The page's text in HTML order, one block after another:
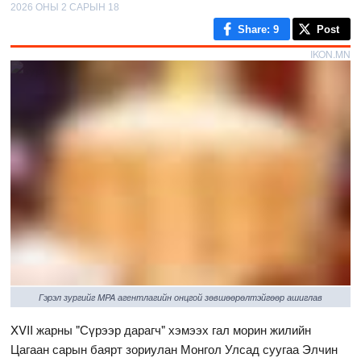
2026 ОНЫ 2 САРЫН 18
Share: 9 Post
IKON.MN
Гэрэл зургийг MPA агентлагийн онцгой зөвшөөрөлтэйгөөр ашиглав
XVII жарны "Сүрээр дарагч" хэмээх гал морин жилийн
Цагаан сарын баярт зориулан Монгол Улсад суугаа Элчин